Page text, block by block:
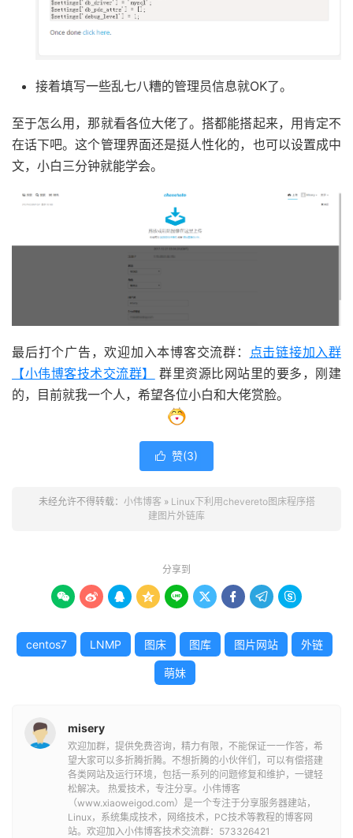
接着填写一些乱七八糟的管理员信息就OK了。
至于怎么用，那就看各位大佬了。搭都能搭起来，用肯定不
在话下吧。这个管理界面还是挺人性化的，也可以设置成中
文，小白三分钟就能学会。
最后打个广告，欢迎加入本博客交流群：
点击链接加入群
【小伟博客技术交流群】
群里资源比网站里的要多，刚建
的，目前就我一个人，希望各位小白和大佬赏脸。
 赞(3)
未经允许不得转载： 小伟博客 » Linux下利用chevereto图床程序搭
建图片外链库
分享到
        
centos7 LNMP 图床 图库 图片网站 外链
萌妹
misery
欢迎加群，提供免费咨询，精力有限，不能保证一一作答，希
望大家可以多折腾折腾。不想折腾的小伙伴们，可以有偿搭建
各类网站及运行环境，包括一系列的问题修复和维护，一键轻
松解决。 热爱技术，专注分享。小伟博客
（www.xiaoweigod.com）是一个专注于分享服务器建站，
Linux，系统集成技术，网络技术，PC技术等教程的博客网
站。欢迎加入小伟博客技术交流群：573326421